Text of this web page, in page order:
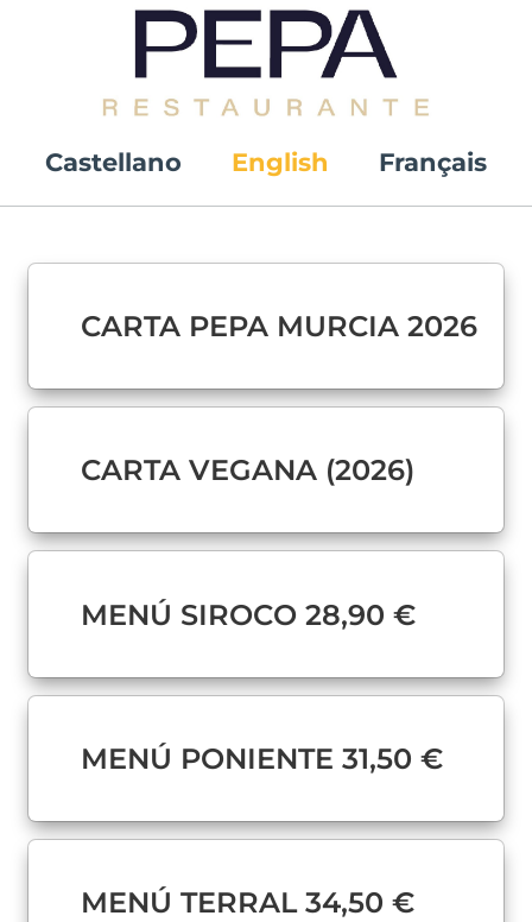
Castellano English Français
CARTA PEPA MURCIA 2026
CARTA VEGANA (2026)
MENÚ SIROCO 28,90 €
MENÚ PONIENTE 31,50 €
MENÚ TERRAL 34,50 €